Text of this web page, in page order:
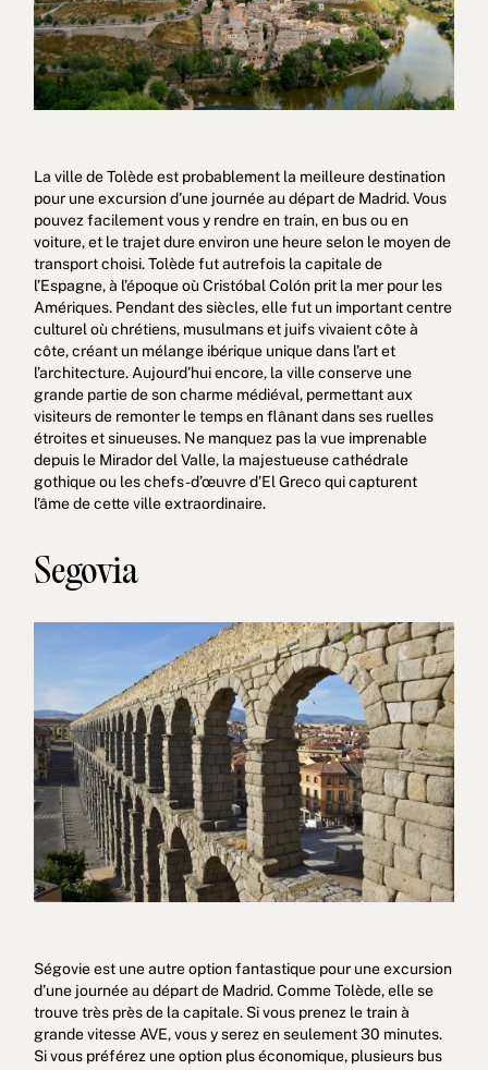
La ville de Tolède est probablement la meilleure destination
pour une excursion d’une journée au départ de Madrid. Vous
pouvez facilement vous y rendre en train, en bus ou en
voiture, et le trajet dure environ une heure selon le moyen de
transport choisi. Tolède fut autrefois la capitale de
l’Espagne, à l’époque où Cristóbal Colón prit la mer pour les
Amériques. Pendant des siècles, elle fut un important centre
culturel où chrétiens, musulmans et juifs vivaient côte à
côte, créant un mélange ibérique unique dans l’art et
l’architecture. Aujourd’hui encore, la ville conserve une
grande partie de son charme médiéval, permettant aux
visiteurs de remonter le temps en flânant dans ses ruelles
étroites et sinueuses. Ne manquez pas la vue imprenable
depuis le Mirador del Valle, la majestueuse cathédrale
gothique ou les chefs-d’œuvre d’El Greco qui capturent
l’âme de cette ville extraordinaire.
Segovia
Ségovie est une autre option fantastique pour une excursion
d’une journée au départ de Madrid. Comme Tolède, elle se
trouve très près de la capitale. Si vous prenez le train à
grande vitesse AVE, vous y serez en seulement 30 minutes.
Si vous préférez une option plus économique, plusieurs bus